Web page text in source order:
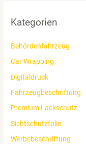
e
n
a
Kategorien
Behördenfahrzeug
Car Wrapping
Digitaldruck
Fahrzeugbeschriftung
Premium Lackschutz
Sichtschutzfolie
Werbebeschriftung